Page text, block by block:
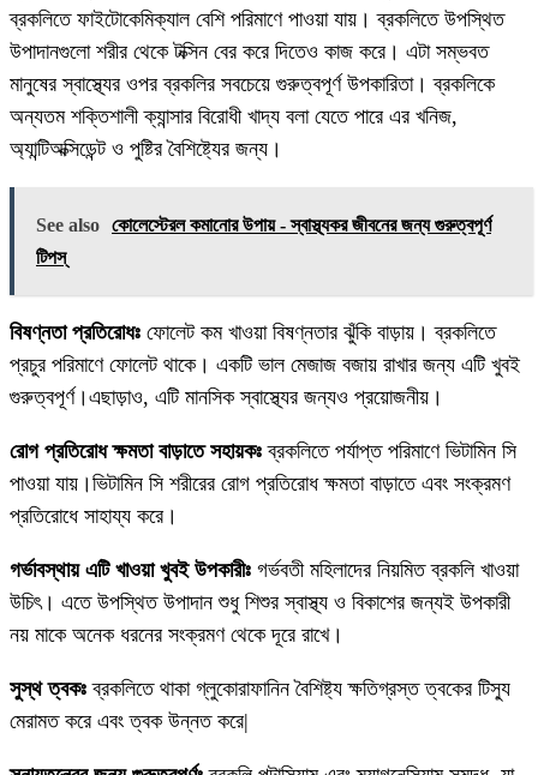
ব্রকলিতে ফাইটোকেমিক্যাল বেশি পরিমাণে পাওয়া যায়। ব্রকলিতে উপস্থিত
উপাদানগুলো শরীর থেকে টক্সিন বের করে দিতেও কাজ করে। এটা সম্ভবত
মানুষের স্বাস্থ্যের ওপর ব্রকলির সবচেয়ে গুরুত্বপূর্ণ উপকারিতা। ব্রকলিকে
অন্যতম শক্তিশালী ক্যান্সার বিরোধী খাদ্য বলা যেতে পারে এর খনিজ,
অ্যান্টিঅক্সিডেন্ট ও পুষ্টির বৈশিষ্ট্যের জন্য।
See also কোলেস্টেরল কমানোর উপায় - স্বাস্থ্যকর জীবনের জন্য গুরুত্বপূর্ণ
টিপস্
বিষণ্নতা প্রতিরোধঃ ফোলেট কম খাওয়া বিষণ্নতার ঝুঁকি বাড়ায়। ব্রকলিতে
প্রচুর পরিমাণে ফোলেট থাকে। একটি ভাল মেজাজ বজায় রাখার জন্য এটি খুবই
গুরুত্বপূর্ণ।এছাড়াও, এটি মানসিক স্বাস্থ্যের জন্যও প্রয়োজনীয়।
রোগ প্রতিরোধ ক্ষমতা বাড়াতে সহায়কঃ ব্রকলিতে পর্যাপ্ত পরিমাণে ভিটামিন সি
পাওয়া যায়।ভিটামিন সি শরীরের রোগ প্রতিরোধ ক্ষমতা বাড়াতে এবং সংক্রমণ
প্রতিরোধে সাহায্য করে।
গর্ভাবস্থায় এটি খাওয়া খুবই উপকারীঃ গর্ভবতী মহিলাদের নিয়মিত ব্রকলি খাওয়া
উচিৎ। এতে উপস্থিত উপাদান শুধু শিশুর স্বাস্থ্য ও বিকাশের জন্যই উপকারী
নয় মাকে অনেক ধরনের সংক্রমণ থেকে দূরে রাখে।
সুস্থ ত্বকঃ ব্রকলিতে থাকা গ্লুকোরাফানিন বৈশিষ্ট্য ক্ষতিগ্রস্ত ত্বকের টিস্যু
মেরামত করে এবং ত্বক উন্নত করে|